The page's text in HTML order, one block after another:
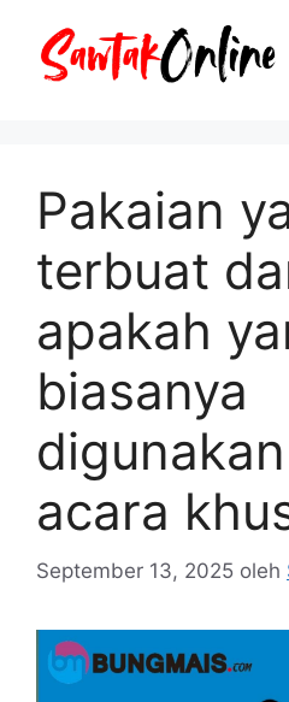
Pakaian
terbuat
apakah
biasanya
acara
September 13, 2025 oleh